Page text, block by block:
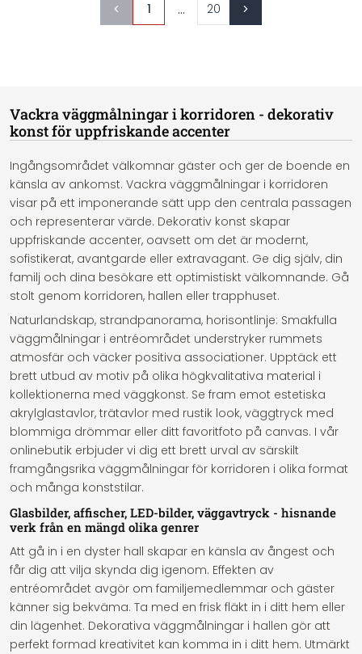
1 ... 20
Vackra väggmålningar i korridoren - dekorativ
konst för uppfriskande accenter
Ingångsområdet välkomnar gäster och ger de boende en
känsla av ankomst. Vackra väggmålningar i korridoren
visar på ett imponerande sätt upp den centrala passagen
och representerar värde. Dekorativ konst skapar
uppfriskande accenter, oavsett om det är modernt,
sofistikerat, avantgarde eller extravagant. Ge dig själv, din
familj och dina besökare ett optimistiskt välkomnande. Gå
stolt genom korridoren, hallen eller trapphuset.
Naturlandskap, strandpanorama, horisontlinje: Smakfulla
väggmålningar i entréområdet understryker rummets
atmosfär och väcker positiva associationer. Upptäck ett
brett utbud av motiv på olika högkvalitativa material i
kollektionerna med väggkonst. Se fram emot estetiska
akrylglastavlor, trätavlor med rustik look, väggtryck med
blommiga drömmar eller ditt favoritfoto på canvas. I vår
onlinebutik erbjuder vi dig ett brett urval av särskilt
framgångsrika väggmålningar för korridoren i olika format
och många konststilar.
Glasbilder, affischer, LED-bilder, väggavtryck - hisnande
verk från en mängd olika genrer
Att gå in i en dyster hall skapar en känsla av ångest och
får dig att vilja skynda dig igenom. Effekten av
entréområdet avgör om familjemedlemmar och gäster
känner sig bekväma. Ta med en frisk fläkt in i ditt hem eller
din lägenhet. Dekorativa väggmålningar i hallen gör att
perfekt formad kreativitet kan komma in i ditt hem. Utmärkt